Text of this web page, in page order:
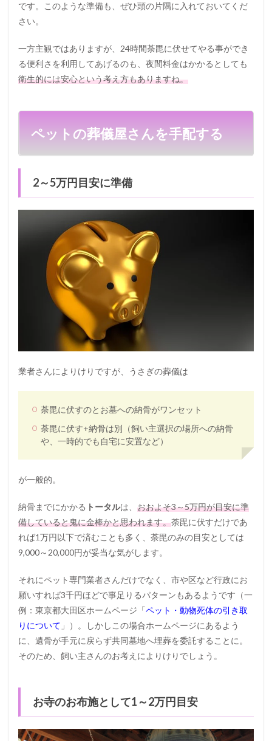
です。このような準備も、ぜひ頭の片隅に入れておいてくだ
さい。
一方主観ではありますが、24時間荼毘に伏せてやる事ができ
る便利さを利用してあげるのも、夜間料金はかかるとしても
衛生的には安心という考え方もありますね。
ペットの葬儀屋さんを手配する
2～5万円目安に準備
業者さんによりけりですが、うさぎの葬儀は
荼毘に伏すのとお墓への納骨がワンセット
荼毘に伏す+納骨は別（飼い主選択の場所への納骨
や、一時的でも自宅に安置など）
が一般的。
納骨までにかかる トータルは、 おおよそ3～5万円が目安に準
備していると鬼に金棒かと思われます。荼毘に伏すだけであ
れば1万円以下で済むことも多く、荼毘のみの目安としては
9,000～20,000円が妥当な気がします。
それにペット専門業者さんだけでなく、市や区など行政にお
願いすれば3千円ほどで事足りるパターンもあるようです（一
例：東京都大田区ホームページ「ペット・動物死体の引き取
りについて 」）。しかしこの場合ホームページにあるよう
に、遺骨が手元に戻らず共同墓地へ埋葬を委託することに。
そのため、飼い主さんのお考えによりけりでしょう。
お寺のお布施として1～2万円目安